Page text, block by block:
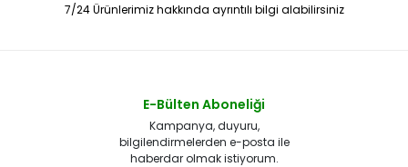
7/24 Ürünlerimiz hakkında ayrıntılı bilgi alabilirsiniz
E-Bülten Aboneliği
Kampanya, duyuru,
bilgilendirmelerden e-posta ile
haberdar olmak istiyorum.